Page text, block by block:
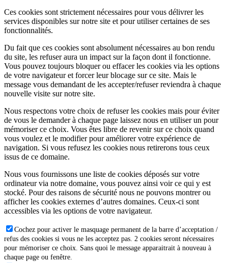
Ces cookies sont strictement nécessaires pour vous délivrer les
services disponibles sur notre site et pour utiliser certaines de ses
fonctionnalités.
Du fait que ces cookies sont absolument nécessaires au bon rendu
du site, les refuser aura un impact sur la façon dont il fonctionne.
Vous pouvez toujours bloquer ou effacer les cookies via les options
de votre navigateur et forcer leur blocage sur ce site. Mais le
message vous demandant de les accepter/refuser reviendra à chaque
nouvelle visite sur notre site.
Nous respectons votre choix de refuser les cookies mais pour éviter
de vous le demander à chaque page laissez nous en utiliser un pour
mémoriser ce choix. Vous êtes libre de revenir sur ce choix quand
vous voulez et le modifier pour améliorer votre expérience de
navigation. Si vous refusez les cookies nous retirerons tous ceux
issus de ce domaine.
Nous vous fournissons une liste de cookies déposés sur votre
ordinateur via notre domaine, vous pouvez ainsi voir ce qui y est
stocké. Pour des raisons de sécurité nous ne pouvons montrer ou
afficher les cookies externes d’autres domaines. Ceux-ci sont
accessibles via les options de votre navigateur.
Cochez pour activer le masquage permanent de la barre d’acceptation /
refus des cookies si vous ne les acceptez pas. 2 cookies seront nécessaires
pour mémoriser ce choix. Sans quoi le message apparaitrait à nouveau à
chaque page ou fenêtre.